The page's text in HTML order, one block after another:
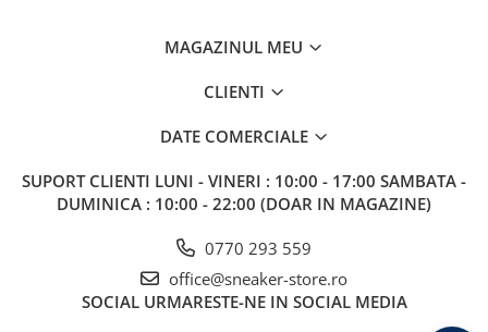
MAGAZINUL MEU
CLIENTI
DATE COMERCIALE
SUPORT CLIENTI LUNI - VINERI : 10:00 - 17:00 SAMBATA -
DUMINICA : 10:00 - 22:00 (DOAR IN MAGAZINE)
0770 293 559
office@sneaker-store.ro
SOCIAL URMARESTE-NE IN SOCIAL MEDIA